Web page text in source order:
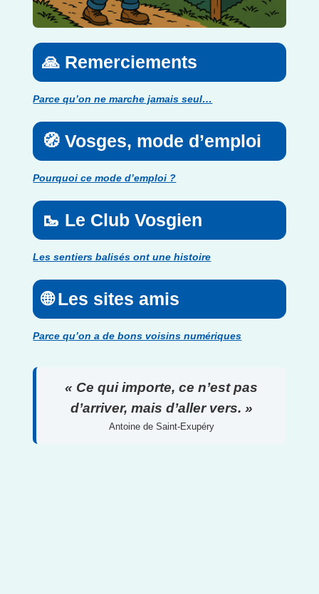
🙏 Remerciements
Parce qu’on ne marche jamais seul…
🧭 Vosges, mode d’emploi
Pourquoi ce mode d’emploi ?
🥾 Le Club Vosgien
Les sentiers balisés ont une histoire
🌐 Les sites amis
Parce qu’on a de bons voisins numériques
« Ce qui importe, ce n’est pas
d’arriver, mais d’aller vers. »
Antoine de Saint-Exupéry